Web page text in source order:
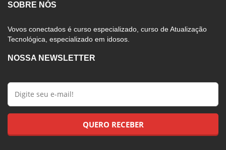
SOBRE NÓS
Vovos conectados é curso especializado, curso de Atualização
Tecnológica, especializado em idosos.
NOSSA NEWSLETTER